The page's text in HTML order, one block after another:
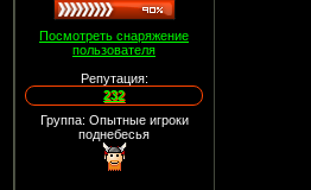
Посмотреть снаряжение
пользователя
Репутация:
232
Группа: Опытные игроки
поднебесья